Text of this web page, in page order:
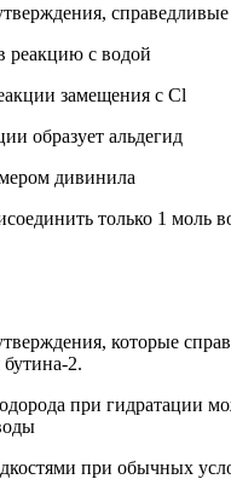
справедливые
реакцию с водой
замещения с Cl
образует альдегид
дивинила
только 1 моль
которые
2.
при гидратации
при обычных